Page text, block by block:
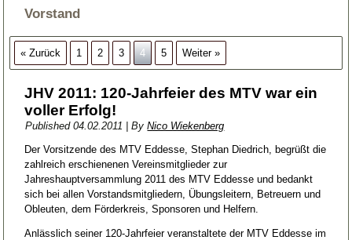
Vorstand
« Zurück 1 2 3 4 5 Weiter »
JHV 2011: 120-Jahrfeier des MTV war ein
voller Erfolg!
Published 04.02.2011 |By Nico Wiekenberg
Der Vorsitzende des MTV Eddesse, Stephan Diedrich, begrüßt die
zahlreich erschienenen Vereinsmitglieder zur
Jahreshauptversammlung 2011 des MTV Eddesse und bedankt
sich bei allen Vorstandsmitgliedern, Übungsleitern, Betreuern und
Obleuten, dem Förderkreis, Sponsoren und Helfern.
Anlässlich seiner 120-Jahrfeier veranstaltete der MTV Eddesse im